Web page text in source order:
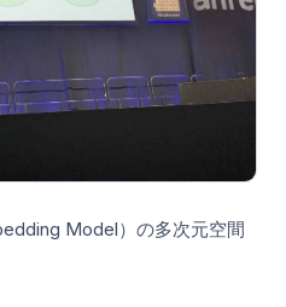
Model）の多次元空間